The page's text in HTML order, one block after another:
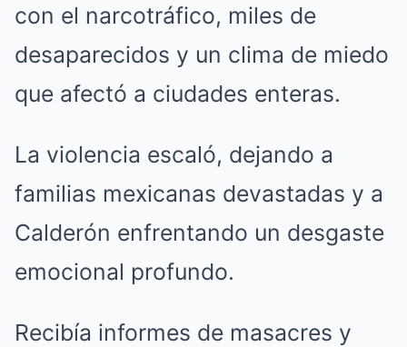
con el narcotráfico, miles de
desaparecidos y un clima de miedo
que afectó a ciudades enteras.
La violencia escaló, dejando a
familias mexicanas devastadas y a
Calderón enfrentando un desgaste
emocional profundo.
Recibía informes de masacres y